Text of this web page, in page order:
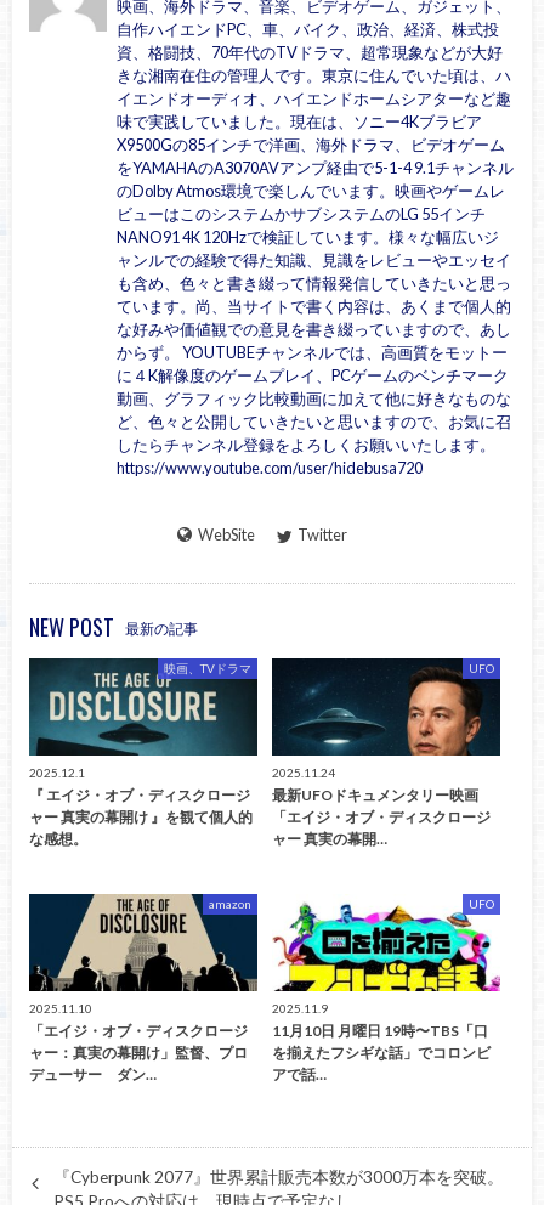
映画、海外ドラマ、音楽、ビデオゲーム、ガジェット、
自作ハイエンドPC、車、バイク、政治、経済、株式投
資、格闘技、70年代のTVドラマ、超常現象などが大好
きな湘南在住の管理人です。東京に住んでいた頃は、ハ
イエンドオーディオ、ハイエンドホームシアターなど趣
味で実践していました。現在は、ソニー4Kブラビア
X9500Gの85インチで洋画、海外ドラマ、ビデオゲーム
をYAMAHAのA3070AVアンプ経由で5-1-4 9.1チャンネル
のDolby Atmos環境で楽しんでいます。映画やゲームレ
ビューはこのシステムかサブシステムのLG 55インチ
NANO91 4K 120Hzで検証しています。様々な幅広いジ
ャンルでの経験で得た知識、見識をレビューやエッセイ
も含め、色々と書き綴って情報発信していきたいと思っ
ています。尚、当サイトで書く内容は、あくまで個人的
な好みや価値観での意見を書き綴っていますので、あし
からず。 YOUTUBEチャンネルでは、高画質をモットー
に４K解像度のゲームプレイ、PCゲームのベンチマーク
動画、グラフィック比較動画に加えて他に好きなものな
ど、色々と公開していきたいと思いますので、お気に召
したらチャンネル登録をよろしくお願いいたします。
https://www.youtube.com/user/hidebusa720
WebSite Twitter
NEW POST 最新の記事
映画、TVドラマ
2025.12.1
『 エイジ・オブ・ディスクロージ
ャー 真実の幕開け 』を観て個人的
な感想。
UFO
2025.11.24
最新UFOドキュメンタリー映画
「エイジ・オブ・ディスクロージ
ャー 真実の幕開…
amazon
2025.11.10
「エイジ・オブ・ディスクロージ
ャー：真実の幕開け」監督、プロ
デューサー ダン…
UFO
2025.11.9
11月10日 月曜日 19時〜TBS「口
を揃えたフシギな話」でコロンビ
アで話…
『Cyberpunk 2077』世界累計販売本数が3000万本を突破。